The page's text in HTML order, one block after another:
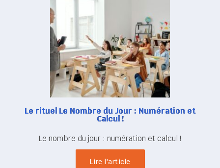
Le rituel Le Nombre du Jour : Numération et
Calcul !
Le nombre du jour : numération et calcul !
Lire l'article